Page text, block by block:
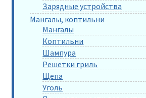
Зарядные устройства
Мангалы, коптильни
Мангалы
Коптильни
Шампура
Решетки гриль
Щепа
Уголь